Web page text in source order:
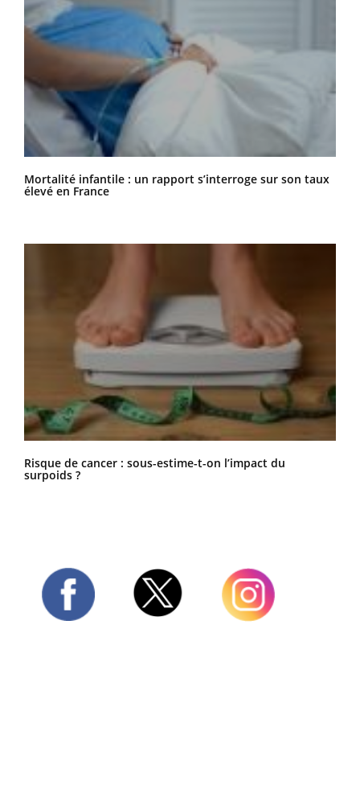
Mortalité infantile : un rapport s’interroge sur son taux
élevé en France
Risque de cancer : sous-estime-t-on l’impact du
surpoids ?